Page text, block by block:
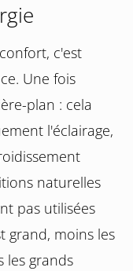
c'est
Une fois
plan : cela
l'éclairage,
naturelles
pas utilisées
grand, moins les
les grands